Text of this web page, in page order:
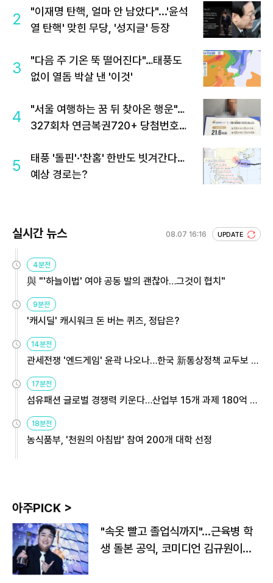
2
"이재명 탄핵, 얼마 안 남았다"...'윤석
열 탄핵' 맞힌 무당, '성지글' 등장
3
"다음 주 기온 뚝 떨어진다"…태풍도
없이 열돔 박살 낸 '이것'
4
"서울 여행하는 꿈 뒤 찾아온 행운"…
327회차 연금복권720+ 당첨번호조
5
태풍 '돌핀'·'찬홈' 한반도 빗겨간다…
예상 경로는?
실시간 뉴스 08.07 16:16 UPDATE
4분전
與 "'하늘이법' 여야 공동 발의 괜찮아…그것이 협치"
9분전
'캐시딜' 캐시워크 돈 버는 퀴즈, 정답은?
14분전
관세전쟁 '엔드게임' 윤곽 나오나…한국 新통상정책 교두보 활
17분전
섬유패션 글로벌 경쟁력 키운다…산업부 15개 과제 180억 지
18분전
농식품부, '천원의 아침밥' 참여 200개 대학 선정
아주PICK >
"속옷 빨고 졸업식까지"…근육병 학
생 돌본 공익, 코미디언 김규원이었